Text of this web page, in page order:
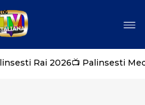
Rai 2026📺 Palinsesti